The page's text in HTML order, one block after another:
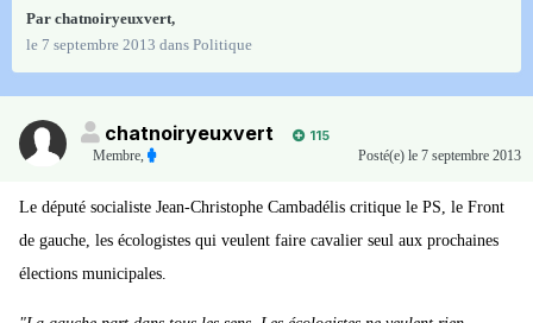
Par chatnoiryeuxvert,
le 7 septembre 2013 dans Politique
chatnoiryeuxvert
115
Membre, Posté(e) le 7 septembre 2013
Le député socialiste Jean-Christophe Cambadélis critique le PS, le Front
de gauche, les écologistes qui veulent faire cavalier seul aux prochaines
élections municipales.